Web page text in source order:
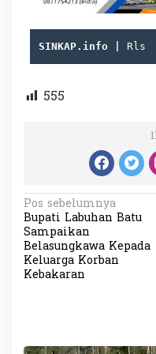
SINKAP.info | Rls
555
N
a
v
i
s
Pos sebelumnya
Bupati Labuhan Batu
Sampaikan
Belasungkawa Kepada
Keluarga Korban
Kebakaran